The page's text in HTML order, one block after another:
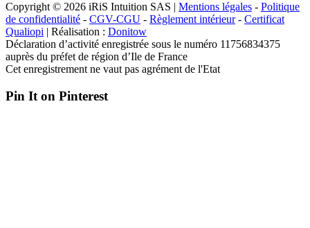
Copyright © 2026 iRiS Intuition SAS | Mentions légales - Politique
de confidentialité - CGV-CGU - Règlement intérieur- Certificat
Qualiopi | Réalisation : Donitow
Déclaration d’activité enregistrée sous le numéro 11756834375
auprès du préfet de région d’Ile de France
Cet enregistrement ne vaut pas agrément de l'Etat
Pin It on Pinterest